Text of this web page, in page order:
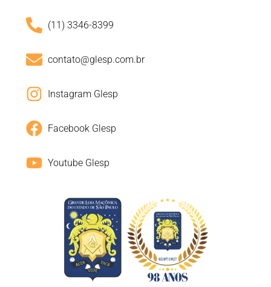
(11) 3346-8399
contato@glesp.com.br
Instagram Glesp
Facebook Glesp
Youtube Glesp